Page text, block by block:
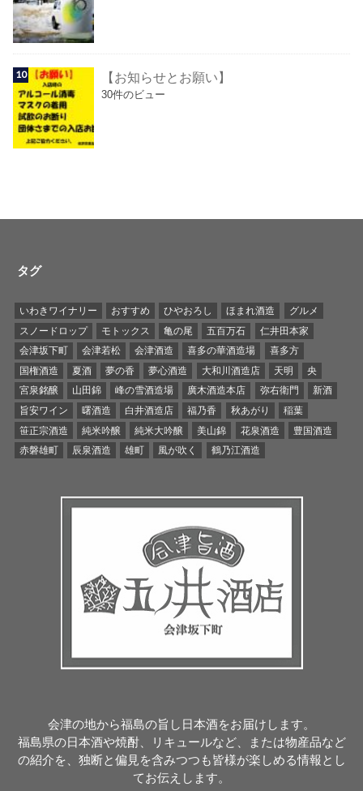
【お知らせとお願い】
30件のビュー
タグ
いわきワイナリー おすすめ ひやおろし ほまれ酒造
グルメ
スノードロップ
モトックス 亀の尾 五百万石
仁井田本家
会津坂下町
会津若松 会津酒造 喜多の華酒造場
喜多方
国権酒造
夏酒 夢の香 夢心酒造 大和川酒造店 天明
央
宮泉銘醸
山田錦 峰の雪酒造場 廣木酒造本店 弥右衛門
新酒
旨安ワイン
曙酒造 白井酒造店 福乃香 秋あがり
稲葉
笹正宗酒造
純米吟醸 純米大吟醸 美山錦 花泉酒造
豊国酒造
赤磐雄町
辰泉酒造 雄町 風が吹く 鶴乃江酒造
会津の地から福島の旨し日本酒をお届けします。
福島県の日本酒や焼酎、リキュールなど、または物産品など
の紹介を、独断と偏見を含みつつも皆様が楽しめる情報とし
てお伝えします。